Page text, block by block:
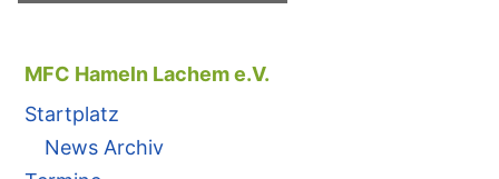
MFC Hameln Lachem e.V.
Startplatz
News Archiv